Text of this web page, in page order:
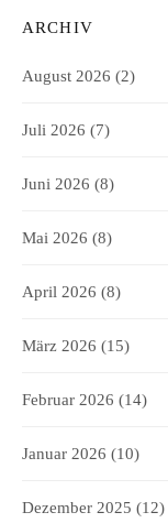
ARCHIV
August 2026 (2)
Juli 2026 (7)
Juni 2026 (8)
Mai 2026 (8)
April 2026 (8)
März 2026 (15)
Februar 2026 (14)
Januar 2026 (10)
Dezember 2025 (12)